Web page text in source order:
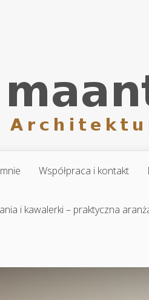
Współpraca i kontakt
i kawalerki – praktyczna